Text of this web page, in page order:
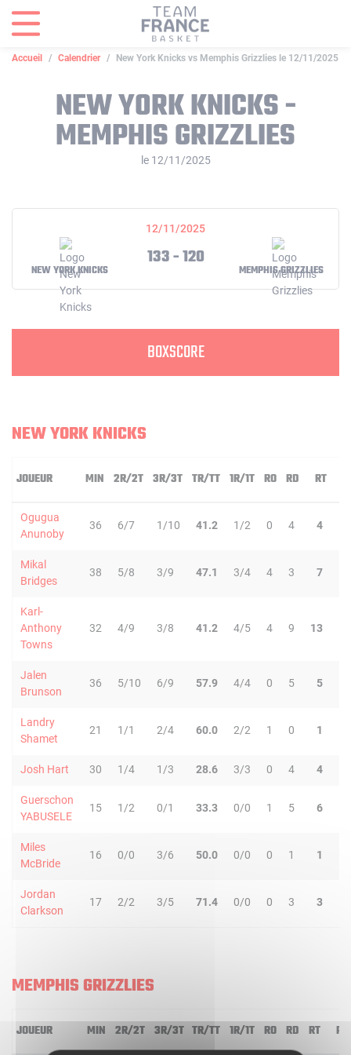
Accueil Calendrier New York Knicks vs Memphis Grizzlies le 12/11/2025
NEW YORK KNICKS -
MEMPHIS GRIZZLIES
le 12/11/2025
12/11/2025
NEW YORK KNICKS
133 - 120
MEMPHIS GRIZZLIES
BOXSCORE
NEW YORK KNICKS
JOUEUR MIN 2R/2T 3R/3T TR/TT 1R/1T RO RD RT
Ogugua
Anunoby
36 6/7 1/10 41.2 1/2 0 4 4
Mikal
Bridges
38 5/8 3/9 47.1 3/4 4 3 7
Karl-
Anthony
Towns
32 4/9 3/8 41.2 4/5 4 9 13
Jalen
Brunson
36 5/10 6/9 57.9 4/4 0 5 5
Landry
Shamet
21 1/1 2/4 60.0 2/2 1 0 1
Josh Hart 30 1/4 1/3 28.6 3/3 0 4 4
Guerschon
YABUSELE
15 1/2 0/1 33.3 0/0 1 5 6
Miles
McBride
16 0/0 3/6 50.0 0/0 0 1 1
Jordan
Clarkson
17 2/2 3/5 71.4 0/0 0 3 3
MEMPHIS GRIZZLIES
JOUEUR MIN 2R/2T 3R/3T TR/TT 1R/1T RO RD RT PD
Panneau de gestion des cookies